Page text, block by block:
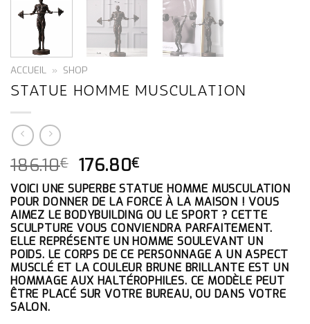
ACCUEIL » SHOP
STATUE HOMME MUSCULATION
186.10€ LE
PRIX
INITIAL
ÉTAIT :
186.10€.
176.80€
PRIX
ACTUEL
EST :
176.80€.
VOICI UNE SUPERBE STATUE HOMME MUSCULATION
POUR DONNER DE LA FORCE À LA MAISON ! VOUS
AIMEZ LE BODYBUILDING OU LE SPORT ? CETTE
SCULPTURE VOUS CONVIENDRA PARFAITEMENT.
ELLE REPRÉSENTE UN HOMME SOULEVANT UN
POIDS. LE CORPS DE CE PERSONNAGE A UN ASPECT
MUSCLÉ ET LA COULEUR BRUNE BRILLANTE EST UN
HOMMAGE AUX HALTÉROPHILES. CE MODÈLE PEUT
ÊTRE PLACÉ SUR VOTRE BUREAU, OU DANS VOTRE
SALON.